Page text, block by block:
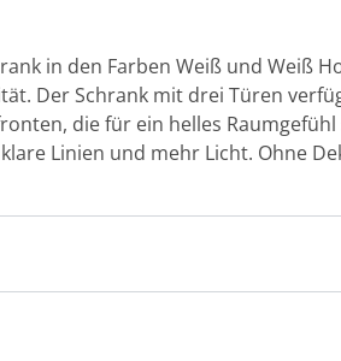
in den Farben Weiß und Weiß
Der Schrank mit drei Türen
die für ein helles
Linien und mehr Licht. Ohne